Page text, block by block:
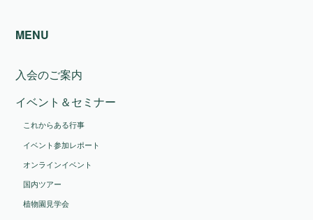
MENU
入会のご案内
イベント＆セミナー
これからある行事
イベント参加レポート
オンラインイベント
国内ツアー
植物園見学会